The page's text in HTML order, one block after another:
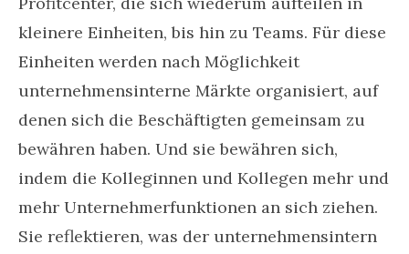
kleinere Einheiten, bis hin zu Teams. Für diese
Einheiten werden nach Möglichkeit
unternehmensinterne Märkte organisiert, auf
denen sich die Beschäftigten gemeinsam zu
bewähren haben. Und sie bewähren sich,
indem die Kolleginnen und Kollegen mehr und
mehr Unternehmerfunktionen an sich ziehen.
Sie reflektieren, was der unternehmensintern